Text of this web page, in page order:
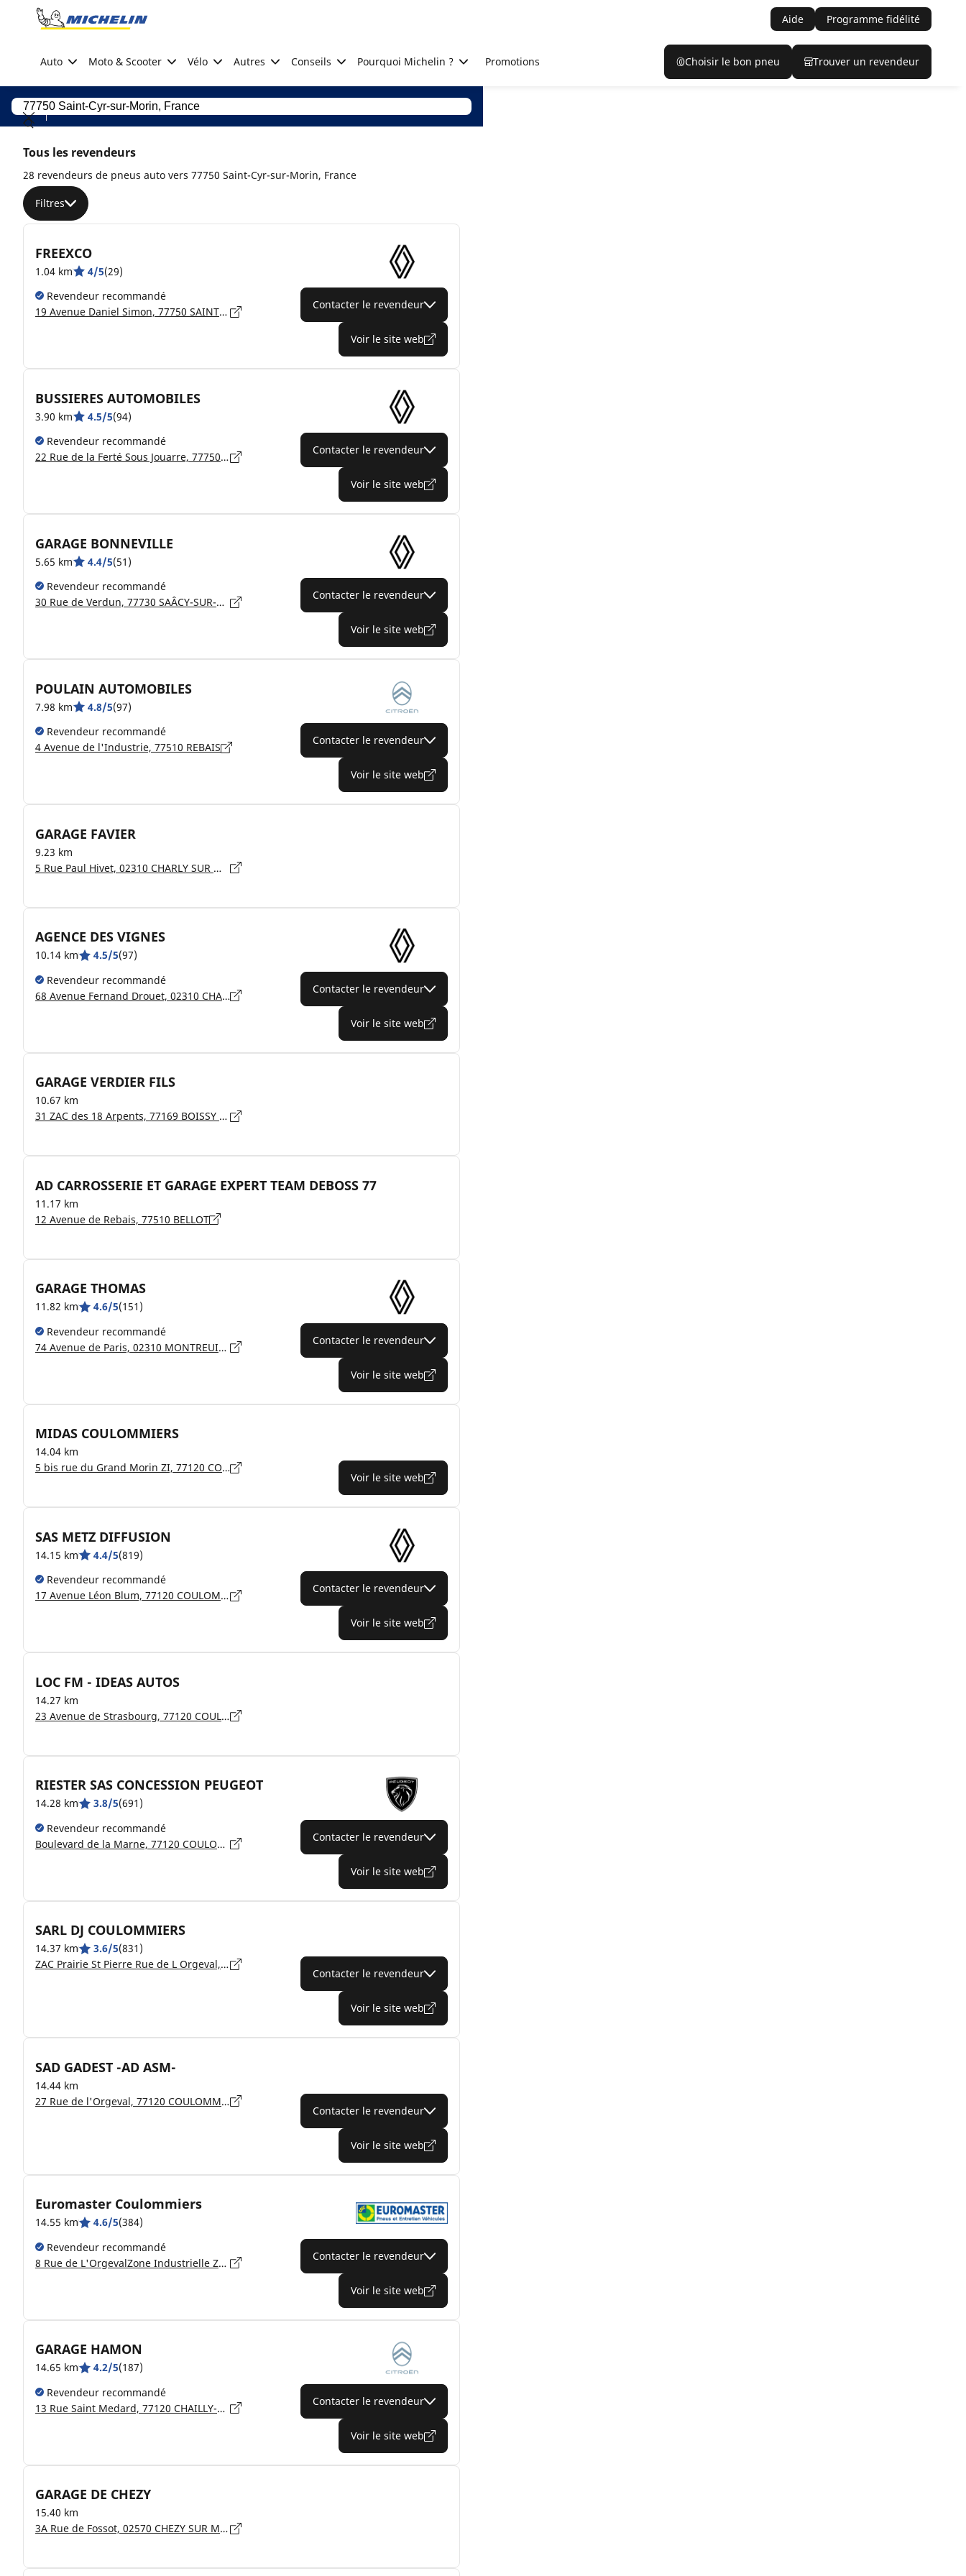
Go to page content
Aide Programme fidélité
Auto Moto & Scooter Vélo Autres Conseils Pourquoi Michelin ? Promotions Choisir le bon pneu Trouver un revendeur
Tous les revendeurs
28 revendeurs de pneus auto vers 77750 Saint-Cyr-sur-Morin, France
Filtres
FREEXCO
1.04 km 4/5(29)
Revendeur recommandé
19 Avenue Daniel Simon, 77750 SAINT-CYR-SUR-MORIN
Contacter le revendeur
Voir le site web
BUSSIERES AUTOMOBILES
3.90 km 4.5/5(94)
Revendeur recommandé
22 Rue de la Ferté Sous Jouarre, 77750 BUSSIÈRES
Contacter le revendeur
Voir le site web
GARAGE BONNEVILLE
5.65 km 4.4/5(51)
Revendeur recommandé
30 Rue de Verdun, 77730 SAÂCY-SUR-MARNE
Contacter le revendeur
Voir le site web
POULAIN AUTOMOBILES
7.98 km 4.8/5(97)
Revendeur recommandé
4 Avenue de l'Industrie, 77510 REBAIS
Contacter le revendeur
Voir le site web
GARAGE FAVIER
9.23 km
5 Rue Paul Hivet, 02310 CHARLY SUR MARNE
AGENCE DES VIGNES
10.14 km 4.5/5(97)
Revendeur recommandé
68 Avenue Fernand Drouet, 02310 CHARLY-SUR-MARNE
Contacter le revendeur
Voir le site web
GARAGE VERDIER FILS
10.67 km
31 ZAC des 18 Arpents, 77169 BOISSY LE CHATEL
AD CARROSSERIE ET GARAGE EXPERT TEAM DEBOSS 77
11.17 km
12 Avenue de Rebais, 77510 BELLOT
GARAGE THOMAS
11.82 km 4.6/5(151)
Revendeur recommandé
74 Avenue de Paris, 02310 MONTREUIL-AUX-LIONS
Contacter le revendeur
Voir le site web
MIDAS COULOMMIERS
14.04 km
5 bis rue du Grand Morin ZI, 77120 COULOMMIERS
Voir le site web
SAS METZ DIFFUSION
14.15 km 4.4/5(819)
Revendeur recommandé
17 Avenue Léon Blum, 77120 COULOMMIERS
Contacter le revendeur
Voir le site web
LOC FM - IDEAS AUTOS
14.27 km
23 Avenue de Strasbourg, 77120 COULOMMIERS
RIESTER SAS CONCESSION PEUGEOT
14.28 km 3.8/5(691)
Revendeur recommandé
Boulevard de la Marne, 77120 COULOMMIERS
Contacter le revendeur
Voir le site web
SARL DJ COULOMMIERS
14.37 km 3.6/5(831)
ZAC Prairie St Pierre Rue de L Orgeval, 77120 COULOMMIERS
Contacter le revendeur
Voir le site web
SAD GADEST -AD ASM-
14.44 km
27 Rue de l'Orgeval, 77120 COULOMMIERS
Contacter le revendeur
Voir le site web
Euromaster Coulommiers
14.55 km 4.6/5(384)
Revendeur recommandé
8 Rue de L'OrgevalZone Industrielle Zone Industrielle, 77120 COULOMMIERS
Contacter le revendeur
Voir le site web
GARAGE HAMON
14.65 km 4.2/5(187)
Revendeur recommandé
13 Rue Saint Medard, 77120 CHAILLY-EN-BRIE
Contacter le revendeur
Voir le site web
GARAGE DE CHEZY
15.40 km
3A Rue de Fossot, 02570 CHEZY SUR MARNE